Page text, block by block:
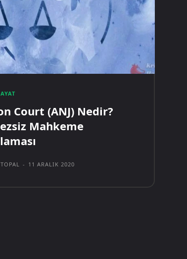
Court (ANJ) Nedir?
Mahkeme
- 11 ARALIK 2020